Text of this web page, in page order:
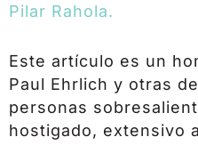
Pilar Rahola.
Este artículo es un
Paul Ehrlich y otras
personas
hostigado, extensivo